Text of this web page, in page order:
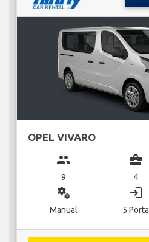
OPEL VIVARO
group
9
business_center
4
miscellaneous_services
Manual
login
5 Porta